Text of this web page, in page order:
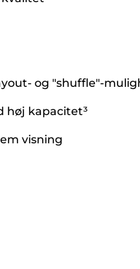
og "shuffle"-
høj kapacitet³
visning